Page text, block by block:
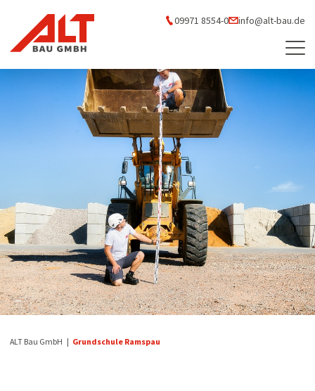
09971 8554-0 info@alt-bau.de
ALT Bau GmbH Grundschule Ramspau